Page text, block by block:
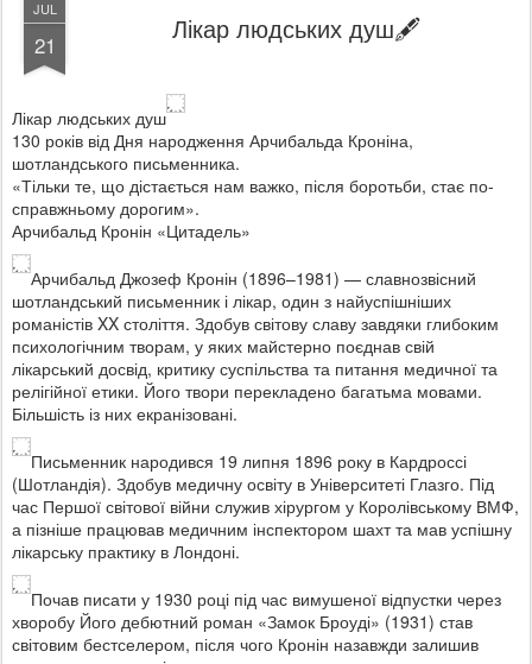
JUL
21 Лікар людських душ🖋️
Лікар людських душ
130 років від Дня народження Арчибальда Кроніна,
шотландського письменника.
«Тільки те, що дістається нам важко, після боротьби, стає по-
справжньому дорогим».
Арчибальд Кронін «Цитадель»
Арчибальд Джозеф Кронін (1896–1981) — славнозвісний
шотландський письменник і лікар, один з найуспішніших
романістів XX століття. Здобув світову славу завдяки глибоким
психологічним творам, у яких майстерно поєднав свій
лікарський досвід, критику суспільства та питання медичної та
релігійної етики. Його твори перекладено багатьма мовами.
Більшість із них екранізовані.
Письменник народився 19 липня 1896 року в Кардроссі
(Шотландія). Здобув медичну освіту в Університеті Глазго. Під
час Першої світової війни служив хірургом у Королівському ВМФ,
а пізніше працював медичним інспектором шахт та мав успішну
лікарську практику в Лондоні.
Почав писати у 1930 році під час вимушеної відпустки через
хворобу Його дебютний роман «Замок Броуді» (1931) став
світовим бестселером, після чого Кронін назавжди залишив